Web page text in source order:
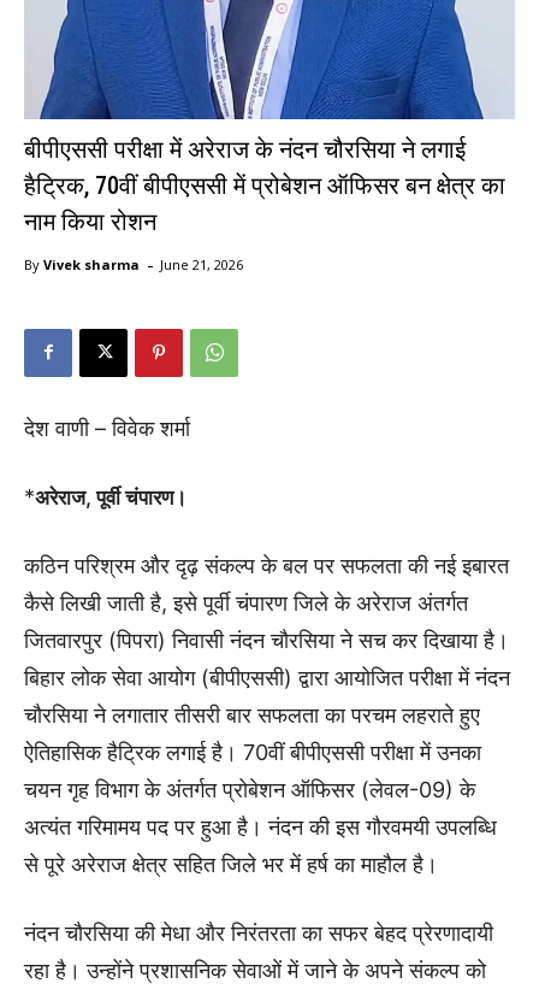
बीपीएससी परीक्षा में अरेराज के नंदन चौरसिया ने लगाई
हैट्रिक, 70वीं बीपीएससी में प्रोबेशन ऑफिसर बन क्षेत्र का
नाम किया रोशन
By Vivek sharma - June 21, 2026
देश वाणी – विवेक शर्मा
*अरेराज, पूर्वी चंपारण।
कठिन परिश्रम और दृढ़ संकल्प के बल पर सफलता की नई इबारत
कैसे लिखी जाती है, इसे पूर्वी चंपारण जिले के अरेराज अंतर्गत
जितवारपुर (पिपरा) निवासी नंदन चौरसिया ने सच कर दिखाया है।
बिहार लोक सेवा आयोग (बीपीएससी) द्वारा आयोजित परीक्षा में नंदन
चौरसिया ने लगातार तीसरी बार सफलता का परचम लहराते हुए
ऐतिहासिक हैट्रिक लगाई है। 70वीं बीपीएससी परीक्षा में उनका
चयन गृह विभाग के अंतर्गत प्रोबेशन ऑफिसर (लेवल-09) के
अत्यंत गरिमामय पद पर हुआ है। नंदन की इस गौरवमयी उपलब्धि
से पूरे अरेराज क्षेत्र सहित जिले भर में हर्ष का माहौल है।
नंदन चौरसिया की मेधा और निरंतरता का सफर बेहद प्रेरणादायी
रहा है। उन्होंने प्रशासनिक सेवाओं में जाने के अपने संकल्प को